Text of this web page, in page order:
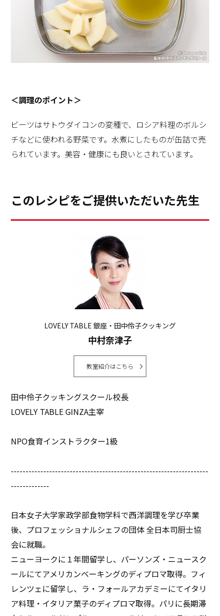
＜調理のポイント＞
ビーツはサトウダイコンの変種で、ロシア料理のボルシ
チなどに使われる野菜です。水煮にしたものが缶詰で売
られています。美容・健康にも良いとされています。
このレシピをご提供いただいた先生
LOVELY TABLE 銀座・田中伶子クッキング
中村奈津子
教室紹介はこちら
田中伶子クッキングスクール校長
LOVELY TABLE GINZA主宰
NPO食育インストラクター1級
-------------------------------------------------------------------
-------------
日本女子大学家政学部食物学科で西洋調理を学び卒業
後、プロフェッショナルシェフの団体 全日本司厨士協
会に就職。
ニューヨークに１年間留学し、パーソンズ・ニュースク
ールにてアメリカンベーキングのディプロマ取得。フィ
レンツェに留学し、ラ・フォールアカデミーにてイタリ
ア料理・イタリア菓子のディプロマ取得。パリに長期滞